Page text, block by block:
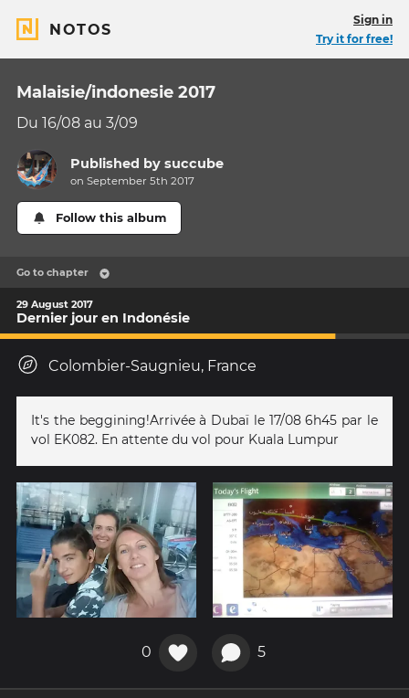
NOTOS
Sign in
Try it for free!
Malaisie/indonesie 2017
Du 16/08 au 3/09
Published bysuccube
on September 5th 2017
Follow this album
Go to chapter
29 August 2017
Dernier jour en Indonésie
Colombier-Saugnieu, France
It's the beggining!Arrivée à Dubaï le 17/08 6h45 par le
vol EK082. En attente du vol pour Kuala Lumpur
0 5